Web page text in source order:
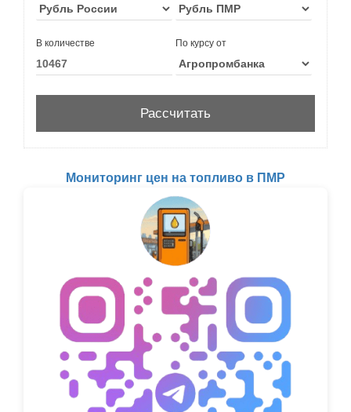
В количестве По курсу от
Мониторинг цен на топливо в ПМР